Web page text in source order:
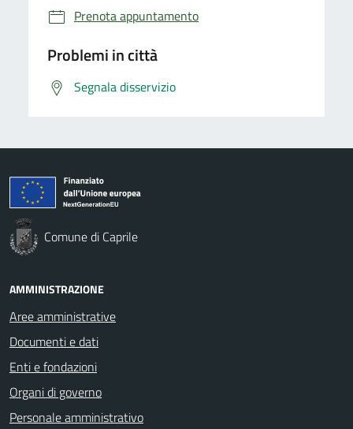
Prenota appuntamento
Problemi in città
Segnala disservizio
Comune di Caprile
AMMINISTRAZIONE
Aree amministrative
Documenti e dati
Enti e fondazioni
Organi di governo
Personale amministrativo